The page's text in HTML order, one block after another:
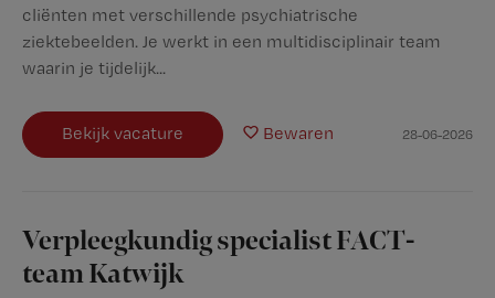
cliënten met verschillende psychiatrische
ziektebeelden. Je werkt in een multidisciplinair team
waarin je tijdelijk...
Bekijk vacature Bewaren 28-06-2026
Verpleegkundig specialist FACT-
team Katwijk